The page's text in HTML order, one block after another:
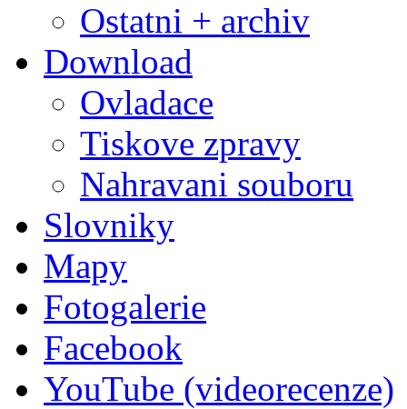
Ostatni + archiv
Download
Ovladace
Tiskove zpravy
Nahravani souboru
Slovniky
Mapy
Fotogalerie
Facebook
YouTube (videorecenze)